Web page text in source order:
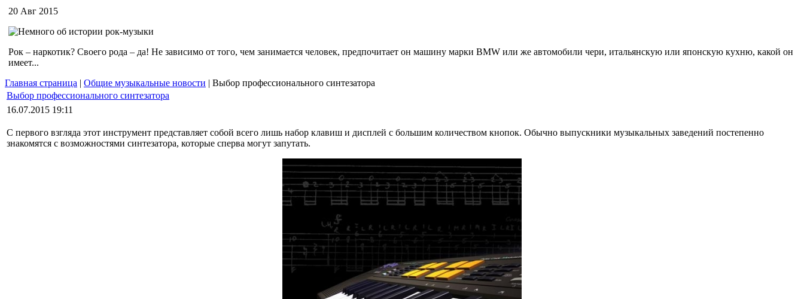
20 Авг 2015
Рок – наркотик? Своего рода – да! Не зависимо от того, чем занимается человек, предпочитает он машину марки BMW или же автомобили чери, итальянскую или японскую кухню, какой он
имеет...
Главная страница | Общие музыкальные новости | Выбор профессионального синтезатора
Выбор профессионального синтезатора
16.07.2015 19:11
С первого взгляда этот инструмент представляет собой всего лишь набор клавиш и дисплей с большим количеством кнопок. Обычно выпускники музыкальных заведений постепенно
знакомятся с возможностями синтезатора, которые сперва могут запутать.